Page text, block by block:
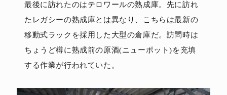
最後に訪れたのはテロワールの熟成庫。先に訪れ
たレガシーの熟成庫とは異なり、こちらは最新の
移動式ラックを採用した大型の倉庫だ。訪問時は
ちょうど樽に熟成前の原酒(ニューポット)を充填
する作業が行われていた。